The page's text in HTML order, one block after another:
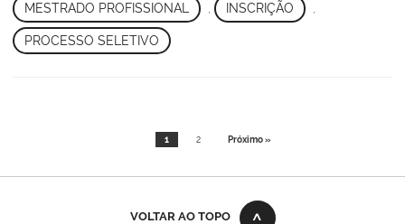
MESTRADO PROFISSIONAL , INSCRIÇÃO ,
PROCESSO SELETIVO
1 2 Próximo »
VOLTAR AO TOPO